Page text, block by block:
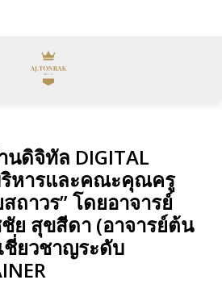
ดิจิทัล DIGITAL
ริหารและคณะคุณครู
ถาวร” โดยอาจารย์
ย สุขสีดา (อาจารย์ต้น
ชี่ยวชาญระดับ